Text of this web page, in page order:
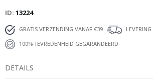
ID 13224
GRATIS VERZENDING VANAF €39
100% TEVREDENHEID GEGARANDEERD
DETAILS